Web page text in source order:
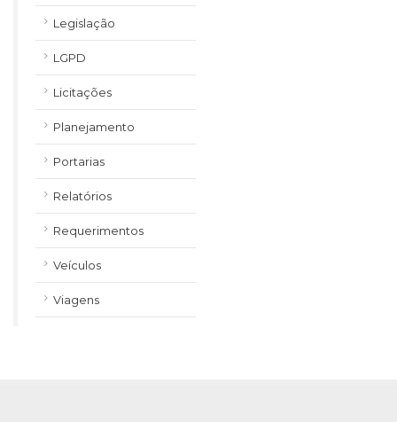
Legislação
LGPD
Licitações
Planejamento
Portarias
Relatórios
Requerimentos
Veículos
Viagens